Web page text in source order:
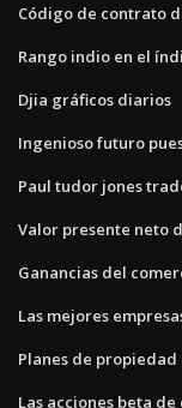
Código de contrato
Rango indio en el
Djia gráficos diarios
Ingenioso futuro
Paul tudor jones
Valor presente neto
Ganancias del
Las mejores
Planes de
Las acciones beta